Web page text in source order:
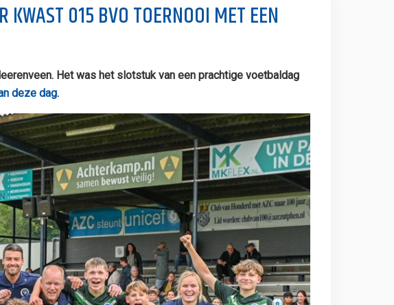
015 BVO TOERNOOI MET EEN
Het was het slotstuk van een prachtige voetbaldag
deze dag.